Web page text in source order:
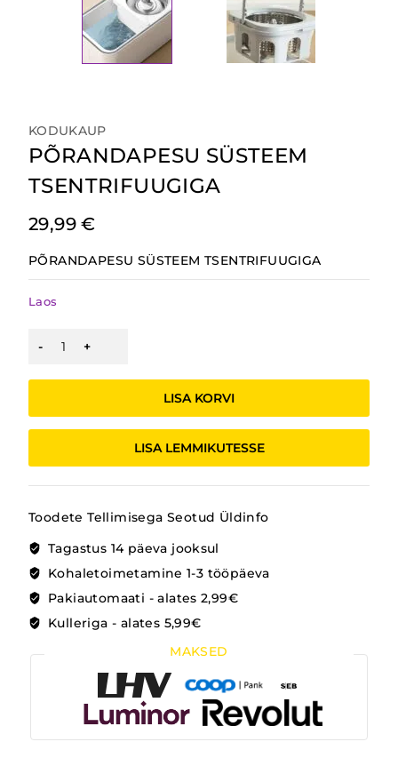
KODUKAUP
PÕRANDAPESU SÜSTEEM
TSENTRIFUUGIGA
29,99€
PÕRANDAPESU SÜSTEEM TSENTRIFUUGIGA
Laos
TSENTRIFUUGIGA
LISA KORVI
LISA LEMMIKUTESSE
Toodete Tellimisega Seotud Üldinfo
Tagastus 14 päeva jooksul
Kohaletoimetamine 1-3 tööpäeva
Pakiautomaati - alates 2,99€
Kulleriga - alates 5,99€
MAKSED